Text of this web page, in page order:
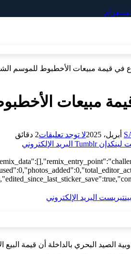
في قيمة مبيعات الأخطبوط للموسم
مبيعات
لا توجد تعليقات2 دقائق
لينكدإن Tumblr البريد الإلكتروني
بينتيريست البريد الإلكتروني
الصيد البحري بالداخلة أن قيمة